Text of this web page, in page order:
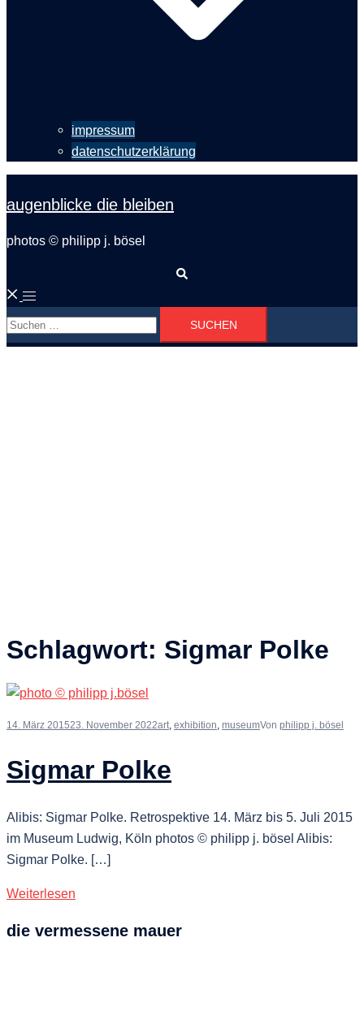
impressum
datenschutzerklärung
augenblicke die bleiben
photos © philipp j. bösel
Menü
umschalten
Suchen
nach:
Schlagwort: Sigmar Polke
14. März 201523. November 2022art, exhibition, museumVon philipp j. bösel
Sigmar Polke
Alibis: Sigmar Polke. Retrospektive 14. März bis 5. Juli 2015
im Museum Ludwig, Köln photos © philipp j. bösel Alibis:
Sigmar Polke. […]
Weiterlesen
die vermessene mauer